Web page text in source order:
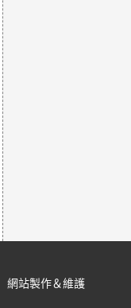
網站製作＆維護